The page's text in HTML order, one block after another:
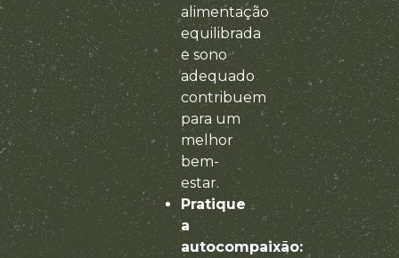
alimentação
equilibrada
e sono
adequado
contribuem
para um
melhor
bem-
estar.
Pratique
a
autocompaixão: